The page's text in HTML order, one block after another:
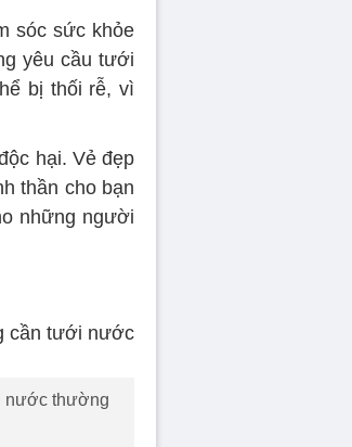
sóc sức khỏe
yêu cầu tưới
bị thối rễ, vì
hại. Vẻ đẹp
thần cho bạn
những người
nước thường